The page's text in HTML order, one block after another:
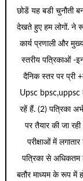
छोडें यह बडी चुनौती
देखते हुए हम लोगों. ने
कार्य प्रणाली और
स्तरीय पत्रिकाओं -
दैनिक स्तर पर प्री
Upsc bpsc,uppsc
रहें हैं. (2) पत्रिका
पर तैयार की जा
परीक्षाओं में लगातार
पत्रिका से अधिकतम
बतौर माध्यम के रूप में